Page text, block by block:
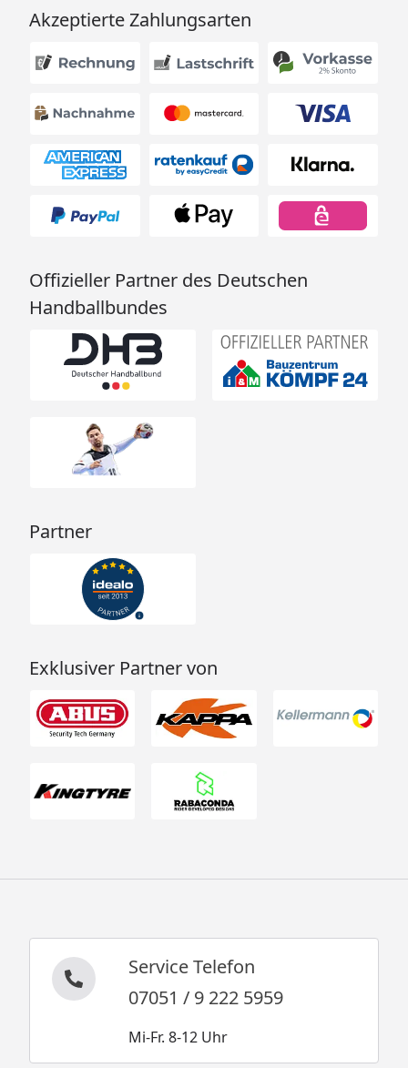
Akzeptierte Zahlungsarten
Offizieller Partner des Deutschen
Handballbundes
Partner
Exklusiver Partner von
Service Telefon
07051 / 9 222 5959
Mi-Fr. 8-12 Uhr